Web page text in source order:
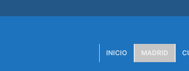
INICIO MADRID